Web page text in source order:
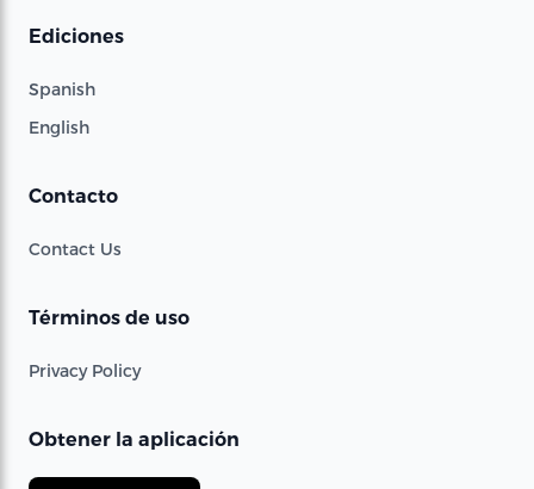
Ediciones
Spanish
English
Contacto
Contact Us
Términos de uso
Privacy Policy
Obtener la aplicación